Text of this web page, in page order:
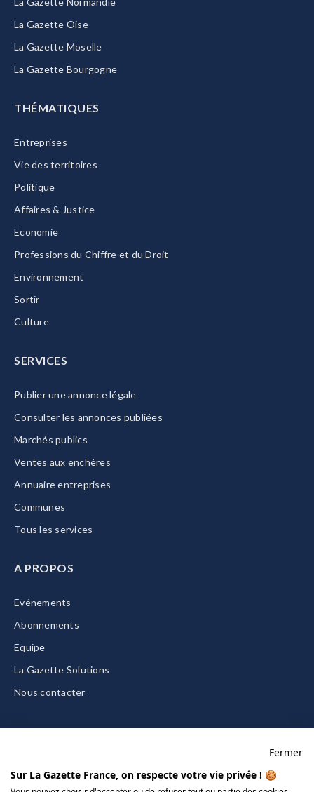
La Gazette Oise
La Gazette Moselle
La Gazette Bourgogne
THÉMATIQUES
Entreprises
Vie des territoires
Politique
Affaires & Justice
Economie
Professions du Chiffre et du Droit
Environnement
Sortir
Culture
SERVICES
Publier une annonce légale
Consulter les annonces publiées
Marchés publics
Ventes aux enchères
Annuaire entreprises
Communes
Tous les services
A PROPOS
Evénements
Abonnements
Equipe
La Gazette Solutions
Nous contacter
CGU/CGV
Fermer
Sur La Gazette France, on respecte votre vie privée ! 🍪